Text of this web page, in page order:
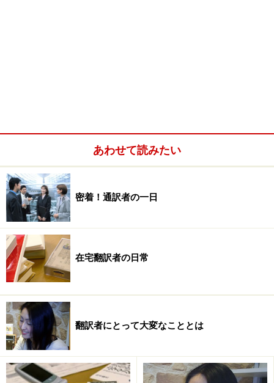
ついて簡単な報告フィードバックなど
資料を読んで準備
24時
就寝
※記事内容は執筆時点のものです。最新の内容をご確認くださ
い。
1/3
あわせて読みたい
密着！通訳者の一日
在宅翻訳者の日常
翻訳者にとって大変なこととは